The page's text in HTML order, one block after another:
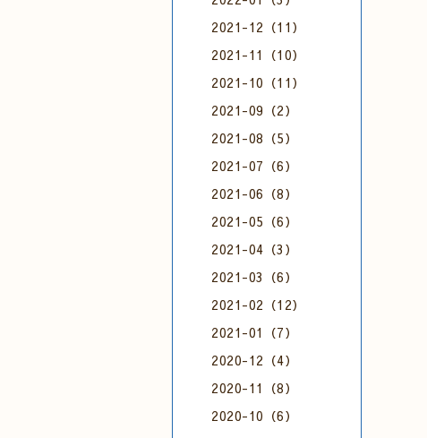
2021-12（11）
2021-11（10）
2021-10（11）
2021-09（2）
2021-08（5）
2021-07（6）
2021-06（8）
2021-05（6）
2021-04（3）
2021-03（6）
2021-02（12）
2021-01（7）
2020-12（4）
2020-11（8）
2020-10（6）